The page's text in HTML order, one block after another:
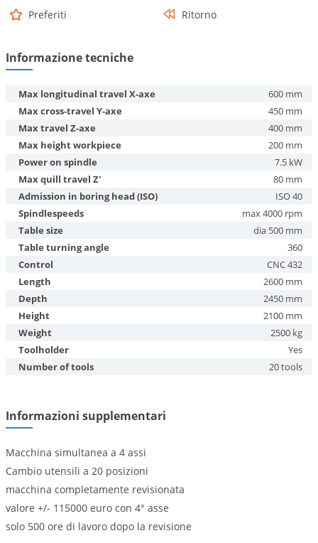
Preferiti
Ritorno
Informazione tecniche
Max longitudinal travel X-axe
600 mm
Max cross-travel Y-axe
450 mm
Max travel Z-axe
400 mm
Max height workpiece
200 mm
Power on spindle
7.5 kW
Max quill travel Z'
80 mm
Admission in boring head (ISO)
ISO 40
Spindlespeeds
max 4000 rpm
Table size
dia 500 mm
Table turning angle
360
Control
CNC 432
Length
2600 mm
Depth
2450 mm
Height
2100 mm
Weight
2500 kg
Toolholder
Yes
Number of tools
20 tools
Informazioni supplementari
Macchina simultanea a 4 assi
Cambio utensili a 20 posizioni
macchina completamente revisionata
valore +/- 115000 euro con 4° asse
solo 500 ore di lavoro dopo la revisione